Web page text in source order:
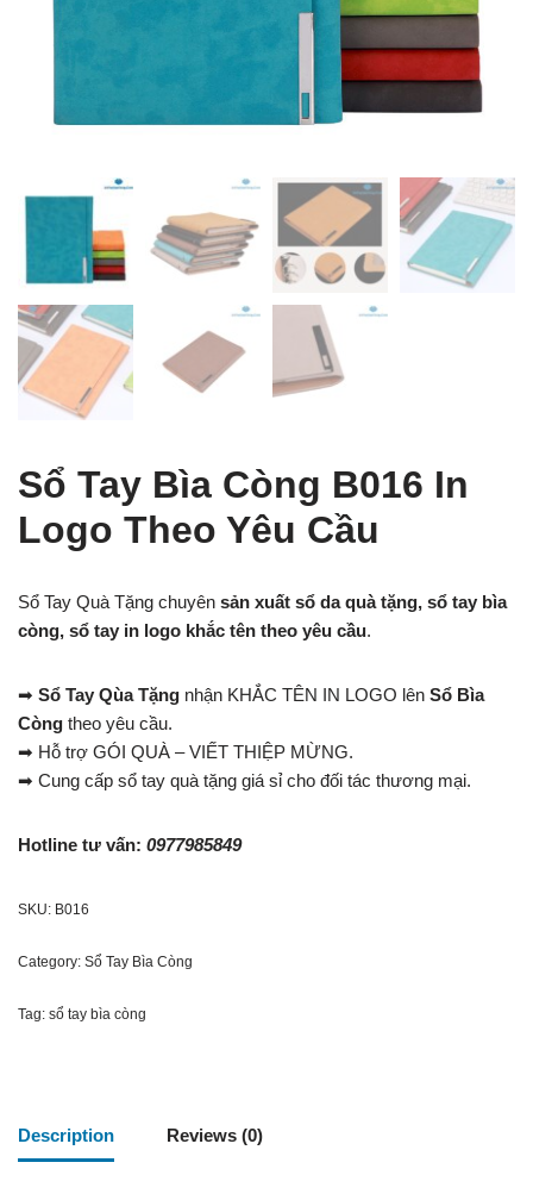
Sổ Tay Bìa Còng B016 In
Logo Theo Yêu Cầu
Sổ Tay Quà Tặng chuyên sản xuất sổ da quà tặng, sổ tay bìa
còng, sổ tay in logo khắc tên theo yêu cầu.
➡ Sổ Tay Qùa Tặng nhận KHẮC TÊN IN LOGO lên Sổ Bìa
Còng theo yêu cầu.
➡ Hỗ trợ GÓI QUÀ – VIẾT THIỆP MỪNG.
➡ Cung cấp sổ tay quà tặng giá sỉ cho đối tác thương mại.
Hotline tư vấn: 0977985849
SKU: B016
Category: Sổ Tay Bìa Còng
Tag: sổ tay bìa còng
Description Reviews (0)